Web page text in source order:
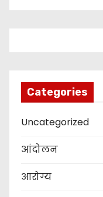
Categories
Uncategorized
आंदोलन
आरोग्य